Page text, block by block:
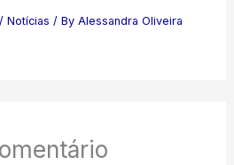
/ Notícias / By Alessandra Oliveira